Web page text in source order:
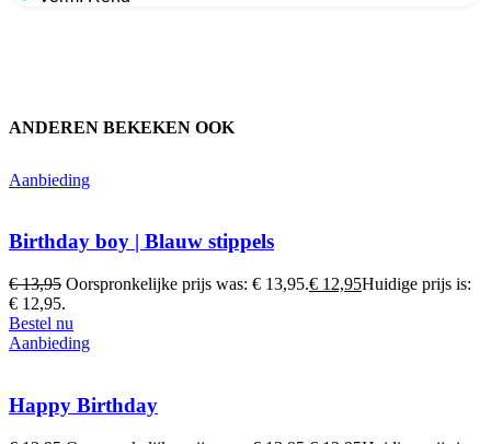
ANDEREN BEKEKEN OOK
Aanbieding
Birthday boy | Blauw stippels
€13,95 Oorspronkelijke prijs was: € 13,95.€ 12,95Huidige prijs is:
€ 12,95.
Bestel nu
Aanbieding
Happy Birthday